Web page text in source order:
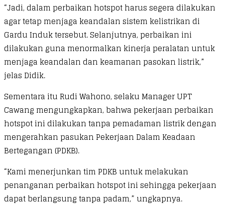
“Jadi, dalam perbaikan hotspot harus segera dilakukan
agar tetap menjaga keandalan sistem kelistrikan di
Gardu Induk tersebut. Selanjutnya, perbaikan ini
dilakukan guna menormalkan kinerja peralatan untuk
menjaga keandalan dan keamanan pasokan listrik,”
jelas Didik.
Sementara itu Rudi Wahono, selaku Manager UPT
Cawang mengungkapkan, bahwa pekerjaan perbaikan
hotspot ini dilakukan tanpa pemadaman listrik dengan
mengerahkan pasukan Pekerjaan Dalam Keadaan
Bertegangan (PDKB).
“Kami menerjunkan tim PDKB untuk melakukan
penanganan perbaikan hotspot ini sehingga pekerjaan
dapat berlangsung tanpa padam,” ungkapnya.